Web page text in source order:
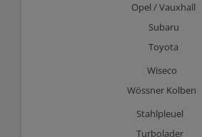
Opel / Vauxhall
Subaru
Toyota
Wiseco
Wössner Kolben
Stahlpleuel
Turbolader